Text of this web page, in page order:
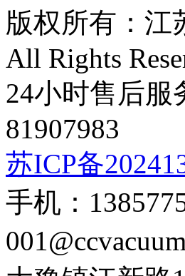
版权所有：江
All Rights
24小时售后服
81907983
苏ICP备
手机：